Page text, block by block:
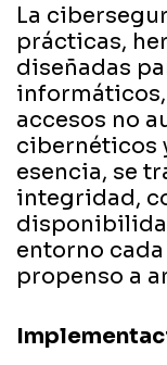
La
prácticas,
diseñadas
accesos no
cibernéticos
esencia, se
integridad,
entorno
propenso a